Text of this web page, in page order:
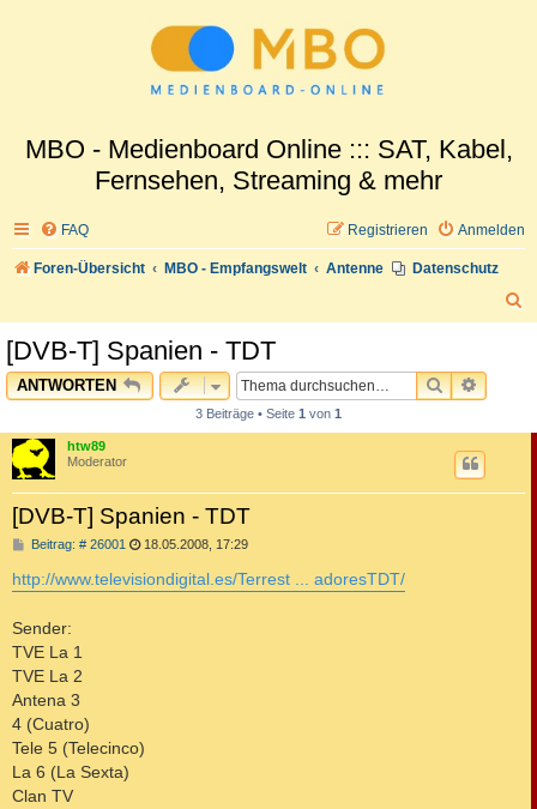
MBO - Medienboard Online ::: SAT, Kabel,
Fernsehen, Streaming & mehr
FAQ Anmelden
Registrieren
Foren-Übersicht MBO - Empfangswelt Antenne
Datenschutz
[DVB-T] Spanien - TDT
ANTWORTEN SUCHE
3 Beiträge • Seite 1 von 1
htw89
Moderator
[DVB-T] Spanien - TDT
Beitrag: # 26001 B
i
t
18.05.2008, 17:29
http://www.televisiondigital.es/Terrest ... adoresTDT/
Sender:
TVE La 1
TVE La 2
Antena 3
4 (Cuatro)
Tele 5 (Telecinco)
La 6 (La Sexta)
Clan TV